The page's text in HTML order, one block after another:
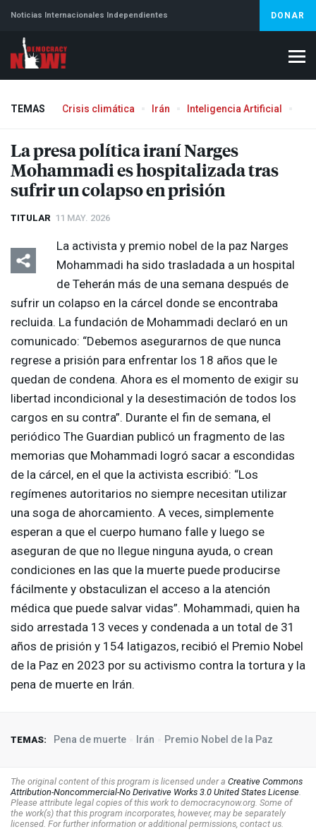
Noticias Internacionales Independientes DONAR
TEMAS Crisis climática Irán Inteligencia Artificial
La presa política iraní Narges
Mohammadi es hospitalizada tras
sufrir un colapso en prisión
TITULAR 11 MAY. 2026
La activista y premio nobel de la paz Narges
Mohammadi ha sido trasladada a un hospital
de Teherán más de una semana después de
sufrir un colapso en la cárcel donde se encontraba
recluida. La fundación de Mohammadi declaró en un
comunicado: “Debemos asegurarnos de que nunca
regrese a prisión para enfrentar los 18 años que le
quedan de condena. Ahora es el momento de exigir su
libertad incondicional y la desestimación de todos los
cargos en su contra”. Durante el fin de semana, el
periódico The Guardian publicó un fragmento de las
memorias que Mohammadi logró sacar a escondidas
de la cárcel, en el que la activista escribió: “Los
regímenes autoritarios no siempre necesitan utilizar
una soga de ahorcamiento. A veces, simplemente
esperan a que el cuerpo humano falle y luego se
aseguran de que no llegue ninguna ayuda, o crean
condiciones en las que la muerte puede producirse
fácilmente y obstaculizan el acceso a la atención
médica que puede salvar vidas”. Mohammadi, quien ha
sido arrestada 13 veces y condenada a un total de 31
años de prisión y 154 latigazos, recibió el Premio Nobel
de la Paz en 2023 por su activismo contra la tortura y la
pena de muerte en Irán.
TEMAS: Pena de muerte Irán Premio Nobel de la Paz
The original content of this program is licensed under a Creative Commons
Attribution-Noncommercial-No Derivative Works 3.0 United States License.
Please attribute legal copies of this work to democracynow.org. Some of
the work(s) that this program incorporates, however, may be separately
licensed. For further information or additional permissions, contact us.